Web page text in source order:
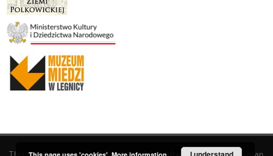
This service runs onDInGO dLibra 6.3.19software created by Poznan